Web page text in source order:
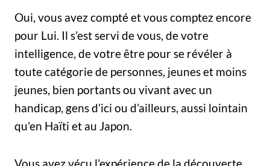
Oui, vous avez compté et vous comptez encore
pour Lui. Il s’est servi de vous, de votre
intelligence, de votre être pour se révéler à
toute catégorie de personnes, jeunes et moins
jeunes, bien portants ou vivant avec un
handicap, gens d’ici ou d’ailleurs, aussi lointain
qu’en Haïti et au Japon.